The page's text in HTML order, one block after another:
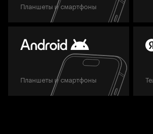
Планшеты и смартфоны
Планшеты и смартфоны